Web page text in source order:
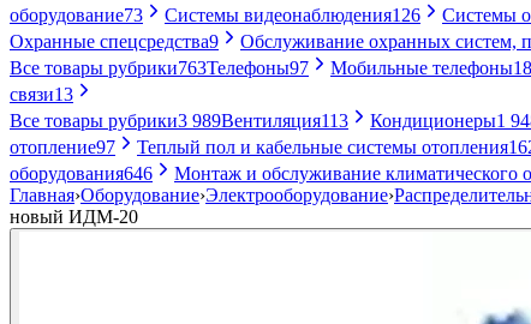
оборудование73 Системы видеонаблюдения126 Системы
Охранные спецсредства9 Обслуживание охранных систем,
Все товары рубрики763Телефоны97 Мобильные телефоны
связи13
Все товары рубрики3 989Вентиляция113 Кондиционеры1
отопление97 Теплый пол и кабельные системы отопления
оборудования646 Монтаж и обслуживание климатического
Главная›Оборудование›Электрооборудование›
новый ИДМ-20